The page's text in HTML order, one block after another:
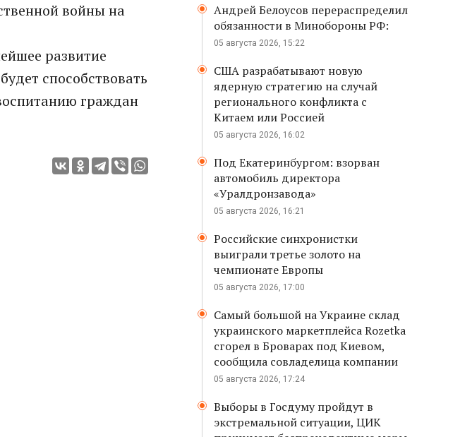
войны на
развитие
способствовать
граждан
Андрей Белоусов перераспределил
обязанности в Минобороны РФ:
05 августа 2026, 15:22
США разрабатывают новую
ядерную стратегию на случай
регионального конфликта с
Китаем или Россией
05 августа 2026, 16:02
Под Екатеринбургом: взорван
автомобиль директора
«Уралдронзавода»
05 августа 2026, 16:21
Российские синхронистки
выиграли третье золото на
чемпионате Европы
05 августа 2026, 17:00
Самый большой на Украине склад
украинского маркетплейса Rozetka
сгорел в Броварах под Киевом,
сообщила совладелица компании
05 августа 2026, 17:24
Выборы в Госдуму пройдут в
экстремальной ситуации, ЦИК